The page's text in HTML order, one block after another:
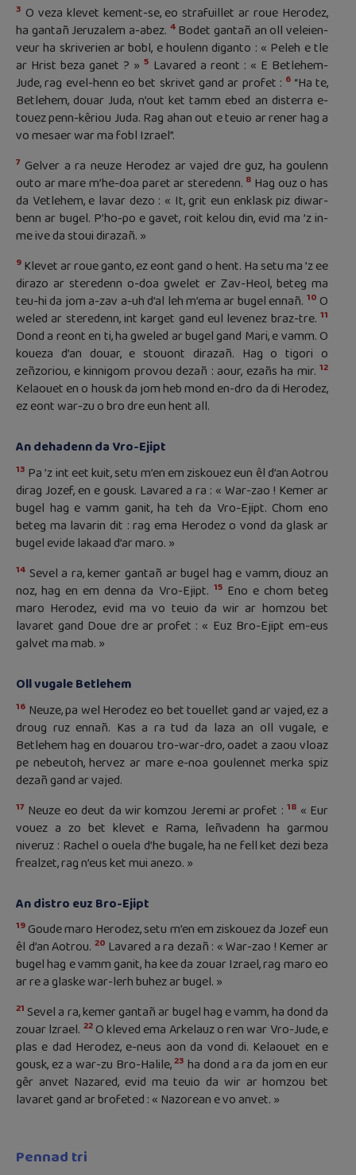
3 O veza klevet kement-se, eo strafuillet ar roue Herodez,
ha gantañ Jeruzalem a-abez. 4Bodet gantañ an oll veleien-
veur ha skriverien ar bobl, e houlenn diganto : « Peleh e tle
ar Hrist beza ganet ? »5 Lavared a reont : « E Betlehem-
Jude, rag evel-henn eo bet skrivet gand ar profet : 6 “Ha te,
Betlehem, douar Juda, n’out ket tamm ebed an disterra e-
touez penn-kêriou Juda. Rag ahan out e teuio ar rener hag a
vo mesaer war ma fobl Izrael”.
7 Gelver a ra neuze Herodez ar vajed dre guz, ha goulenn
outo ar mare m’he-doa paret ar steredenn. 8 Hag ouz o has
da Vetlehem, e lavar dezo : « It, grit eun enklask piz diwar-
benn ar bugel. P’ho-po e gavet, roit kelou din, evid ma ’z in-
me ive da stoui dirazañ. »
9 Klevet ar roue ganto, ez eont gand o hent. Ha setu ma ’z ee
dirazo ar steredenn o-doa gwelet er Zav-Heol, beteg ma
teu-hi da jom a-zav a-uh d’al leh m’ema ar bugel ennañ. 10 O
weled ar steredenn, int karget gand eul levenez braz-tre. 11
Dond a reont en ti, ha gweled ar bugel gand Mari, e vamm. O
koueza d’an douar, e stouont dirazañ. Hag o tigori o
zeñzoriou, e kinnigom provou dezañ : aour, ezañs ha mir. 12
Kelaouet en o housk da jom heb mond en-dro da di Herodez,
ez eont war-zu o bro dre eun hent all.
An dehadenn da Vro-Ejipt
13 Pa ’z int eet kuit, setu m’en em ziskouez eun êl d’an Aotrou
dirag Jozef, en e gousk. Lavared a ra : « War-zao ! Kemer ar
bugel hag e vamm ganit, ha teh da Vro-Ejipt. Chom eno
beteg ma lavarin dit : rag ema Herodez o vond da glask ar
bugel evide lakaad d’ar maro. »
14 Sevel a ra, kemer gantañ ar bugel hag e vamm, diouz an
noz, hag en em denna da Vro-Ejipt. 15Eno e chom beteg
maro Herodez, evid ma vo teuio da wir ar homzou bet
lavaret gand Doue dre ar profet : « Euz Bro-Ejipt em-eus
galvet ma mab. »
Oll vugale Betlehem
16 Neuze, pa wel Herodez eo bet touellet gand ar vajed, ez a
droug ruz ennañ. Kas a ra tud da laza an oll vugale, e
Betlehem hag en douarou tro-war-dro, oadet a zaou vloaz
pe nebeutoh, hervez ar mare e-noa goulennet merka spiz
dezañ gand ar vajed.
17 Neuze eo deut da wir komzou Jeremi ar profet :18 « Eur
vouez a zo bet klevet e Rama, leñvadenn ha garmou
niveruz : Rachel o ouela d’he bugale, ha ne fell ket dezi beza
frealzet, rag n’eus ket mui anezo. »
An distro euz Bro-Ejipt
19 Goude maro Herodez, setu m’en em ziskouez da Jozef eun
êl d’an Aotrou. 20 Lavared a ra dezañ : « War-zao ! Kemer ar
bugel hag e vamm ganit, ha kee da zouar Izrael, rag maro eo
ar re a glaske war-lerh buhez ar bugel. »
21 Sevel a ra, kemer gantañ ar bugel hag e vamm, ha dond da
zouar lzrael. 22O kleved ema Arkelauz o ren war Vro-Jude, e
plas e dad Herodez, e-neus aon da vond di. Kelaouet en e
gousk, ez a war-zu Bro-Halile,23 ha dond a ra da jom en eur
gêr anvet Nazared, evid ma teuio da wir ar homzou bet
lavaret gand ar brofeted : « Nazorean e vo anvet. »
Pennad tri